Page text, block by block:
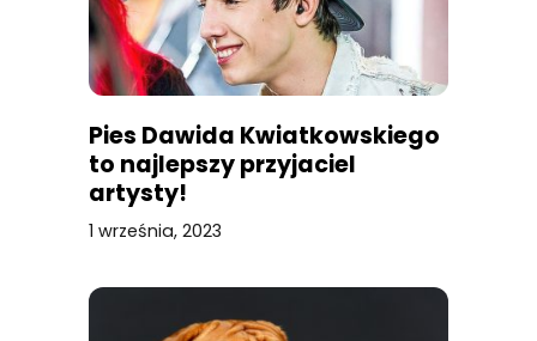
Pies Dawida Kwiatkowskiego
to najlepszy przyjaciel
artysty!
1 września, 2023